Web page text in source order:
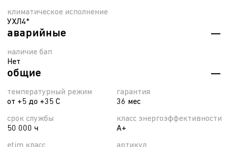
климатическое исполнение
УХЛ4*
аварийные
наличие бап
Нет
общие
температурный режим
от +5 до +35 С
срок службы
50 000 ч
гарантия
36 мес
класс энергоэффективности
A+